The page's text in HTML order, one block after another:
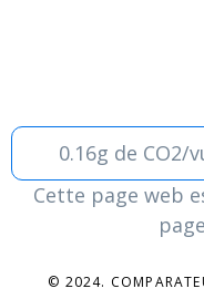
0.16g de CO2/
Cette page web
© 2024.